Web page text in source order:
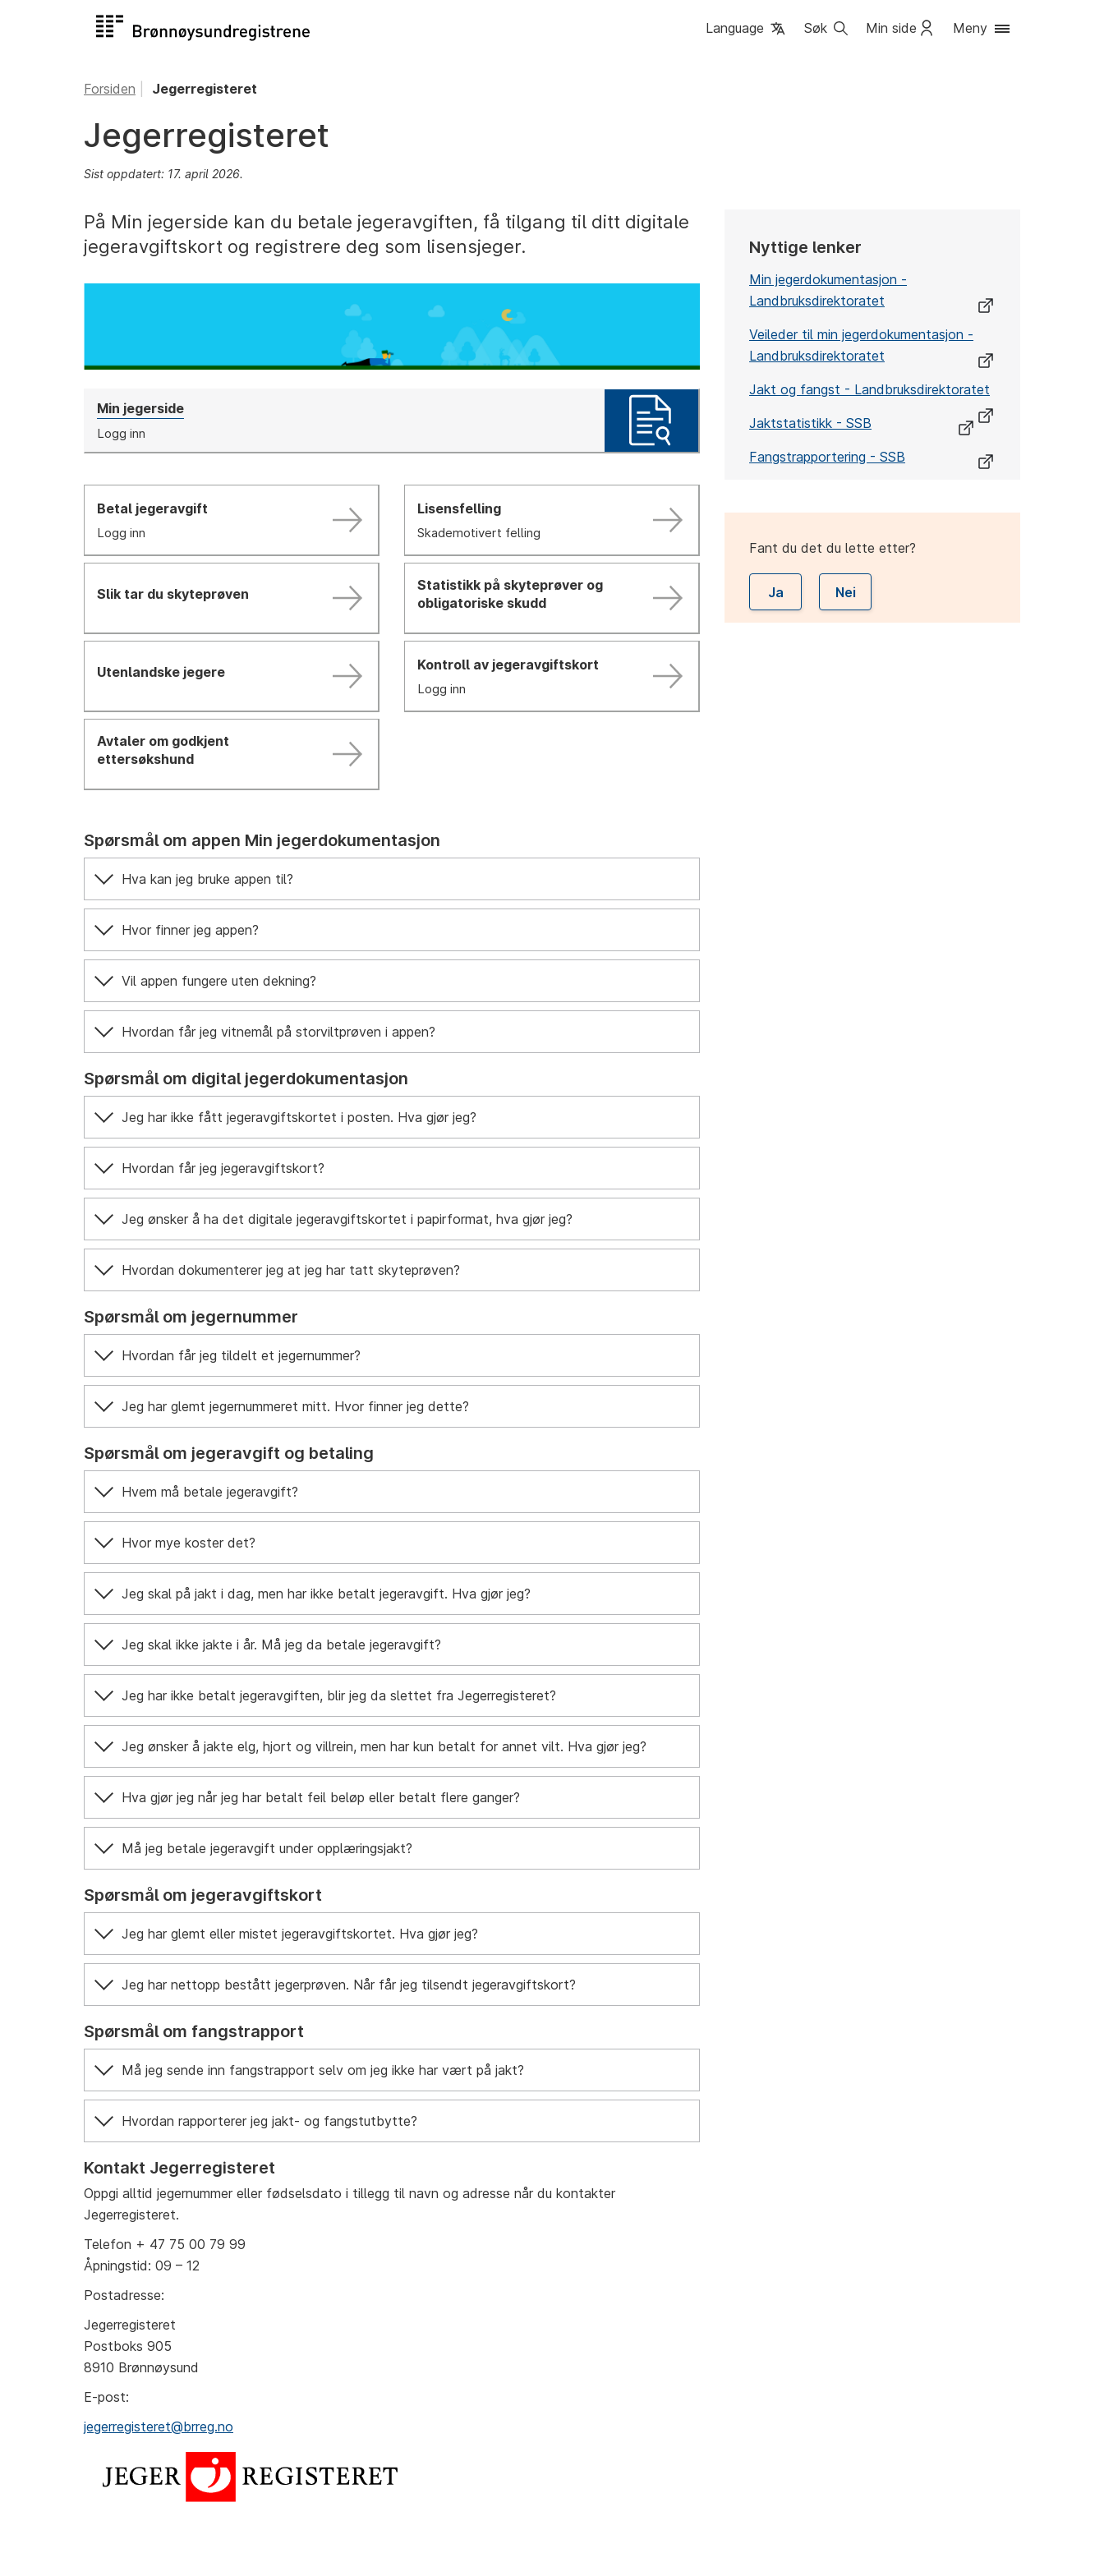
Language Søk Min side Meny
Forsiden Jegerregisteret
Jegerregisteret
Sist oppdatert: 17. april 2026.
På Min jegerside kan du betale jegeravgiften, få tilgang til ditt digitale
jegeravgiftskort og registrere deg som lisensjeger.
Min jegerside
Logg inn
Betal jegeravgift
Logg inn
Lisensfelling
Skademotivert felling
Slik tar du skyteprøven
Statistikk på skyteprøver og
obligatoriske skudd
Utenlandske jegere Kontroll av jegeravgiftskort
Logg inn
Avtaler om godkjent
ettersøkshund
Spørsmål om appen Min jegerdokumentasjon
Hva kan jeg bruke appen til?
Hvor finner jeg appen?
Vil appen fungere uten dekning?
Hvordan får jeg vitnemål på storviltprøven i appen?
Spørsmål om digital jegerdokumentasjon
Jeg har ikke fått jegeravgiftskortet i posten. Hva gjør jeg?
Hvordan får jeg jegeravgiftskort?
Jeg ønsker å ha det digitale jegeravgiftskortet i papirformat, hva gjør jeg?
Hvordan dokumenterer jeg at jeg har tatt skyteprøven?
Spørsmål om jegernummer
Hvordan får jeg tildelt et jegernummer?
Jeg har glemt jegernummeret mitt. Hvor finner jeg dette?
Spørsmål om jegeravgift og betaling
Hvem må betale jegeravgift?
Hvor mye koster det?
Jeg skal på jakt i dag, men har ikke betalt jegeravgift. Hva gjør jeg?
Jeg skal ikke jakte i år. Må jeg da betale jegeravgift?
Jeg har ikke betalt jegeravgiften, blir jeg da slettet fra Jegerregisteret?
Jeg ønsker å jakte elg, hjort og villrein, men har kun betalt for annet vilt. Hva gjør jeg?
Hva gjør jeg når jeg har betalt feil beløp eller betalt flere ganger?
Må jeg betale jegeravgift under opplæringsjakt?
Spørsmål om jegeravgiftskort
Jeg har glemt eller mistet jegeravgiftskortet. Hva gjør jeg?
Jeg har nettopp bestått jegerprøven. Når får jeg tilsendt jegeravgiftskort?
Spørsmål om fangstrapport
Må jeg sende inn fangstrapport selv om jeg ikke har vært på jakt?
Hvordan rapporterer jeg jakt- og fangstutbytte?
Kontakt Jegerregisteret
Oppgi alltid jegernummer eller fødselsdato i tillegg til navn og adresse når du kontakter
Jegerregisteret.
Telefon + 47 75 00 79 99
Åpningstid: 09 – 12
Postadresse:
Jegerregisteret
Postboks 905
8910 Brønnøysund
E-post:
jegerregisteret@brreg.no
Nyttige lenker
Min jegerdokumentasjon -
Landbruksdirektoratet
Veileder til min jegerdokumentasjon -
Landbruksdirektoratet
Jakt og fangst - Landbruksdirektoratet
Jaktstatistikk - SSB
Fangstrapportering - SSB
Fant du det du lette etter?
Ja Nei